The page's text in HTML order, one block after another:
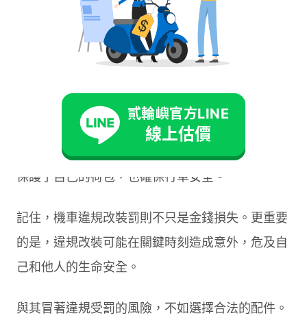
貳輪嶼官方LINE
線上估價
部分騎士可能已經投入不少金錢在改裝上。這種情
況下，可以諮詢專業的機車行，尋求符合法規的替
例如，選擇符合尺寸規定的原廠擋風板，既能提供
基本的擋風功能，又不會違反法規。這樣的做法既
保護了自己的荷包，也確保行車安全。
記住，機車違規改裝罰則不只是金錢損失。更重要
的是，違規改裝可能在關鍵時刻造成意外，危及自
己和他人的生命安全。
與其冒著違規受罰的風險，不如選擇合法的配件。